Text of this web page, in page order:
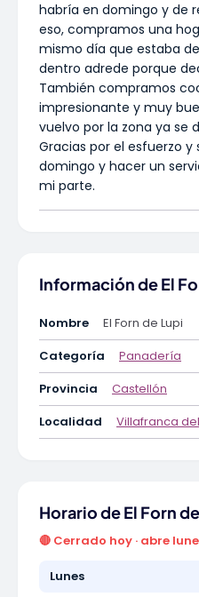
habría en domingo y de
eso, compramos una
mismo día que estaba
dentro adrede porque
También compramos
impresionante y muy
vuelvo por la zona ya se
Gracias por el esfuerzo
domingo y hacer un
mi parte.
Información de El
Nombre
El Forn de Lupi
Categoría
Panadería
Provincia
Castellón
Localidad
Villafranca
Horario de El Forn
🔴 Cerrado hoy · abre
Lunes